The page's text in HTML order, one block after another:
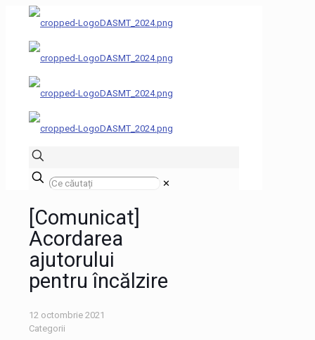
✕
[Comunicat]
Acordarea
ajutorului
pentru încălzire
12 octombrie 2021
Categorii